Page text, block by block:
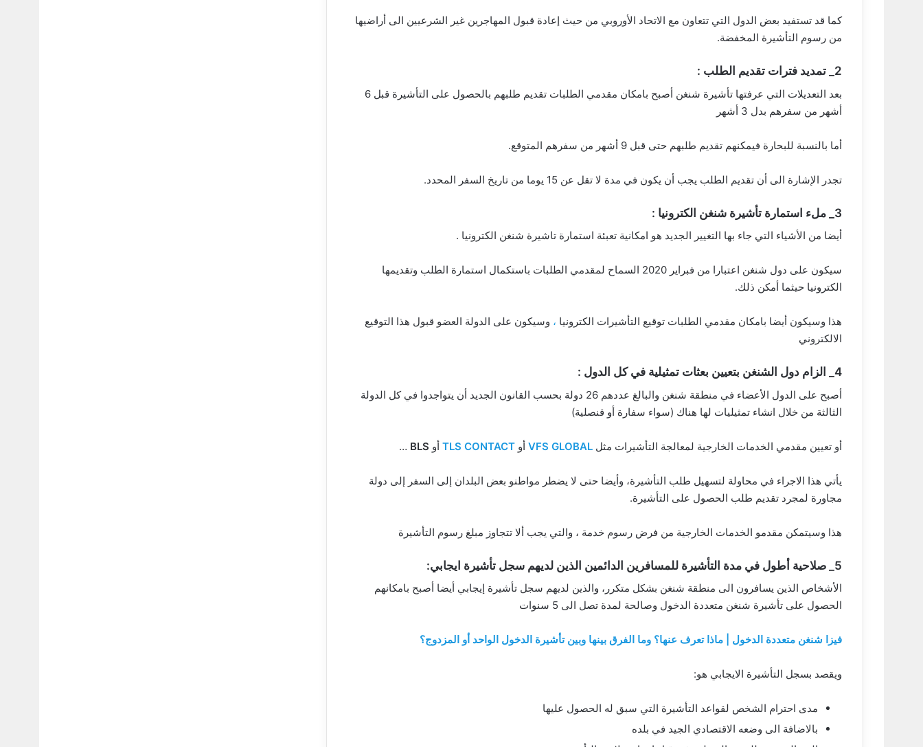
كما قد تستفيد بعض الدول التي تتعاون مع الاتحاد الأوروبي من حيث إعادة قبول المهاجرين غير الشرعيين الى أراضيها
من رسوم التأشيرة المخفضة.
2_ تمديد فترات تقديم الطلب :
بعد التعديلات التي عرفتها تأشيرة شنغن أصبح بامكان مقدمي الطلبات تقديم طلبهم بالحصول على التأشيرة قبل 6
أشهر من سفرهم بدل 3 أشهر
أما بالنسبة للبحارة فيمكنهم تقديم طلبهم حتى قبل 9 أشهر من سفرهم المتوقع.
تجدر الإشارة الى أن تقديم الطلب يجب أن يكون في مدة لا تقل عن 15 يوما من تاريخ السفر المحدد.
3_ ملء استمارة تأشيرة شنغن الكترونيا :
أيضا من الأشياء التي جاء بها التغيير الجديد هو امكانية تعبئة استمارة تاشيرة شنغن الكترونيا .
سيكون على دول شنغن اعتبارا من فبراير 2020 السماح لمقدمي الطلبات باستكمال استمارة الطلب وتقديمها
الكترونيا حيثما أمكن ذلك.
هذا وسيكون أيضا بامكان مقدمي الطلبات توقيع التأشيرات الكترونيا ، وسيكون على الدولة العضو قبول هذا التوقيع
الالكتروني
4_ الزام دول الشنغن بتعيين بعثات تمثيلية في كل الدول :
أصبح على الدول الأعضاء في منطقة شنغن والبالغ عددهم 26 دولة بحسب القانون الجديد أن يتواجدوا في كل الدولة
الثالثة من خلال انشاء تمثيليات لها هناك (سواء سفارة أو قنصلية)
أو تعيين مقدمي الخدمات الخارجية لمعالجة التأشيرات مثل VFS GLOBAL أو TLS CONTACT أو BLS
…
يأتي هذا الاجراء في محاولة لتسهيل طلب التأشيرة، وأيضا حتى لا يضطر مواطنو بعض البلدان إلى السفر إلى دولة
مجاورة لمجرد تقديم طلب الحصول على التأشيرة.
هذا وسيتمكن مقدمو الخدمات الخارجية من فرض رسوم خدمة ، والتي يجب ألا تتجاوز مبلغ رسوم التأشيرة
5_ صلاحية أطول في مدة التأشيرة للمسافرين الدائمين الذين لديهم سجل تأشيرة ايجابي:
الأشخاص الذين يسافرون الى منطقة شنغن بشكل متكرر، والذين لديهم سجل تأشيرة إيجابي أيضا أصبح بامكانهم
الحصول على تأشيرة شنغن متعددة الدخول وصالحة لمدة تصل الى 5 سنوات
فيزا شنغن متعددة الدخول | ماذا تعرف عنها؟ وما الفرق بينها وبين تأشيرة الدخول الواحد أو المزدوج؟
ويقصد بسجل التأشيرة الايجابي هو:
مدى احترام الشخص لقواعد التأشيرة التي سبق له الحصول عليها
بالاضافة الى وضعه الاقتصادي الجيد في بلده